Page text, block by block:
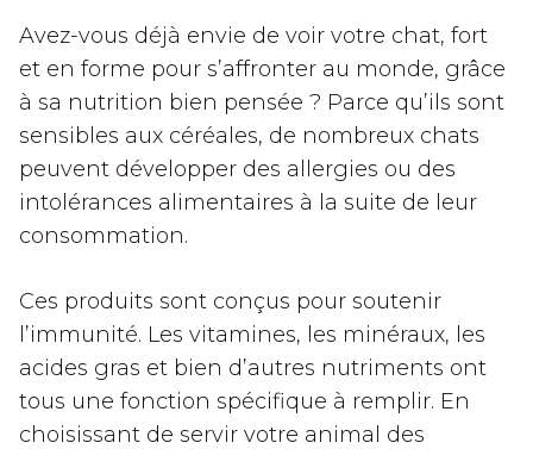
Avez-vous déjà envie de voir votre chat, fort
et en forme pour s’affronter au monde, grâce
à sa nutrition bien pensée ? Parce qu’ils sont
sensibles aux céréales, de nombreux chats
peuvent développer des allergies ou des
intolérances alimentaires à la suite de leur
consommation.
Ces produits sont conçus pour soutenir
l’immunité. Les vitamines, les minéraux, les
acides gras et bien d’autres nutriments ont
tous une fonction spécifique à remplir. En
choisissant de servir votre animal des